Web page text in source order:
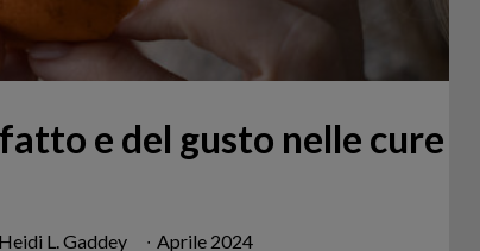
e del gusto nelle cure
L. Gaddey ∙ Aprile 2024